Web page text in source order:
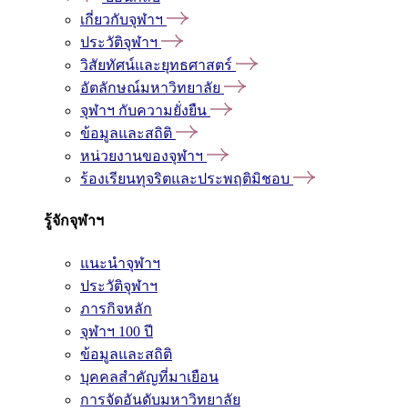
เกี่ยวกับจุฬาฯ
ประวัติจุฬาฯ
วิสัยทัศน์และยุทธศาสตร์
อัตลักษณ์มหาวิทยาลัย
จุฬาฯ กับความยั่งยืน
ข้อมูลและสถิติ
หน่วยงานของจุฬาฯ
ร้องเรียนทุจริตและประพฤติมิชอบ
รู้จักจุฬาฯ
แนะนำจุฬาฯ
ประวัติจุฬาฯ
ภารกิจหลัก
จุฬาฯ 100 ปี
ข้อมูลและสถิติ
บุคคลสำคัญที่มาเยือน
การจัดอันดับมหาวิทยาลัย